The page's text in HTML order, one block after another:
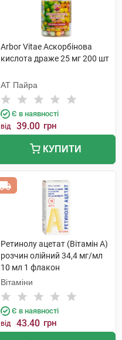
Arbor Vitae Аскорбінова
кислота драже 25 мг 200 шт
АТ Пайра
Є в наявності
від 39.00 грн
КУПИТИ
Ретинолу ацетат (Вітамін A)
розчин олійний 34,4 мг/мл
10 мл 1 флакон
Вітаміни
Є в наявності
від 43.40 грн